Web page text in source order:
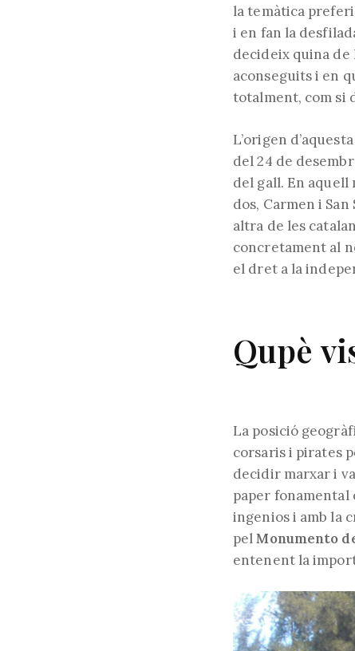
la temàtica
i en fan la
decideix quina de
aconseguits i en
totalment, com si
L’origen
del 24 de
del gall. En aquell
dos, Carmen i
altra de les
concretament al
el dret a la
Qupè
La posició
corsaris i pirates
decidir marxar i
paper fonamental
ingenios i amb la
pelMonumento
entenent la